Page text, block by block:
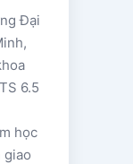
Đại
6.5
học
giao